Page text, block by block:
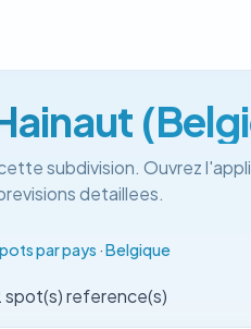
subdivision. Ouvrez
detaillees.
par pays ·Belgique
spot(s) reference(s)